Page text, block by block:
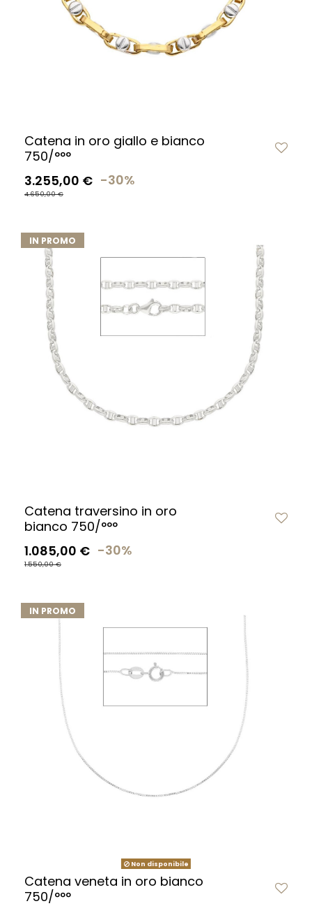
Catena in oro giallo e bianco
750/°°°
3.255,00 € -30%
4.650,00 €
IN PROMO
Catena traversino in oro
bianco 750/°°°
1.085,00 € -30%
1.550,00 €
IN PROMO
Non disponibile
Catena veneta in oro bianco
750/°°°